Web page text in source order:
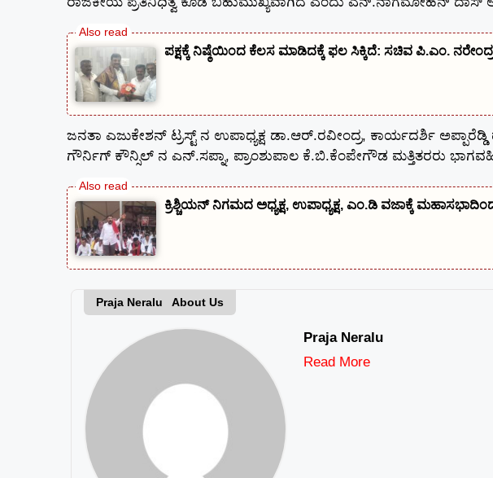
ಪಕ್ಷಕ್ಕೆ ನಿಷ್ಠೆಯಿಂದ ಕೆಲಸ ಮಾಡಿದಕ್ಕೆ ಫಲ ಸಿಕ್ಕಿದೆ: ಸಚಿವ ಪಿ.ಎಂ.
ಜನತಾ ಎಜುಕೇಶನ್ ಟ್ರಸ್ಟ್ ನ ಉಪಾಧ್ಯಕ್ಷ ಡಾ.ಆರ್.ರವೀಂದ್ರ, ಕಾರ್ಯದರ್ಶಿ
ಗೌರ್ನಿಗ್ ಕೌನ್ಸಿಲ್ ನ ಎನ್.ಸಪ್ನಾ, ಪ್ರಾಂಶುಪಾಲ ಕೆ.ಬಿ.ಕೆಂಪೇಗೌಡ ಮತ್ತಿತರರು
ಕ್ರಿಶ್ಚಿಯನ್ ನಿಗಮದ ಅಧ್ಯಕ್ಷ, ಉಪಾಧ್ಯಕ್ಷ, ಎಂ.ಡಿ ವಜಾಕ್ಕೆ
Praja Neralu About Us
Praja Neralu
Read More